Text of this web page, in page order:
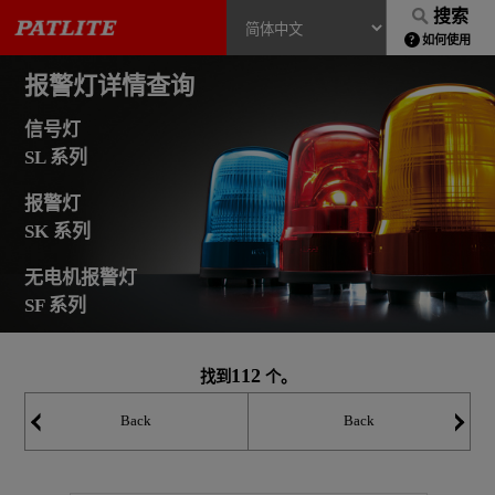
搜索
如何使用
报警灯详情查询
信号灯
SL 系列
报警灯
SK 系列
无电机报警灯
SF 系列
找到112个。
Back Back